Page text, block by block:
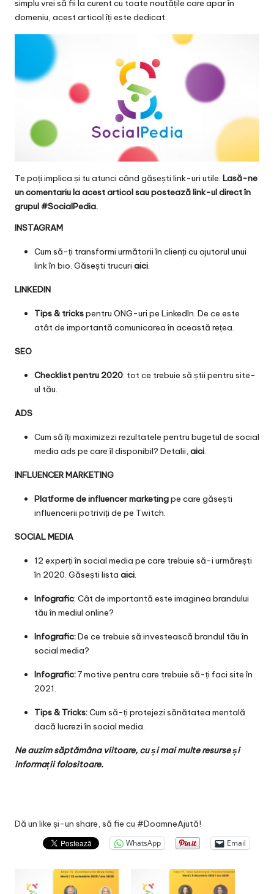
simplu vrei să fii la curent cu toate noutățile care apar în
domeniu, acest articol îți este dedicat.
Te poți implica și tu atunci când găsești link-uri utile. Lasă-ne
un comentariu la acest articol sau postează link-ul direct în
grupul #SocialPedia.
INSTAGRAM
Cum să-ți transformi următorii în clienți cu ajutorul unui
link în bio. Găsești trucuri aici.
LINKEDIN
Tips & trickspentru ONG-uri pe LinkedIn. De ce este
atât de importantă comunicarea în această rețea.
SEO
Checklist pentru 2020: tot ce trebuie să știi pentru site-
ul tău.
ADS
Cum să îți maximizezi rezultatele pentru bugetul de social
media ads pe care îl disponibil? Detalii, aici.
INFLUENCER MARKETING
Platforme de influencer marketingpe care găsești
influencerii potriviți de pe Twitch.
SOCIAL MEDIA
12 experți în social media pe care trebuie să-i urmărești
în 2020. Găsești lista aici.
Infografic: Cât de importantă este imaginea brandului
tău în mediul online?
Infografic:De ce trebuie să investească brandul tău în
social media?
Infografic:7 motive pentru care trebuie să-ți faci site în
2021.
Tips & Tricks:Cum să-ți protejezi sănătatea mentală
dacă lucrezi în social media.
Ne auzim săptămâna viitoare, cu și mai multe resurse și
informații folositoare.
Dă un like și-un share, să fie cu #DoamneAjută!
WhatsApp Email